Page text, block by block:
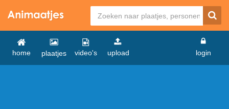
home plaatjes video's upload login